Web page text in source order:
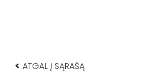
< ATGAL Į SĄRAŠĄ